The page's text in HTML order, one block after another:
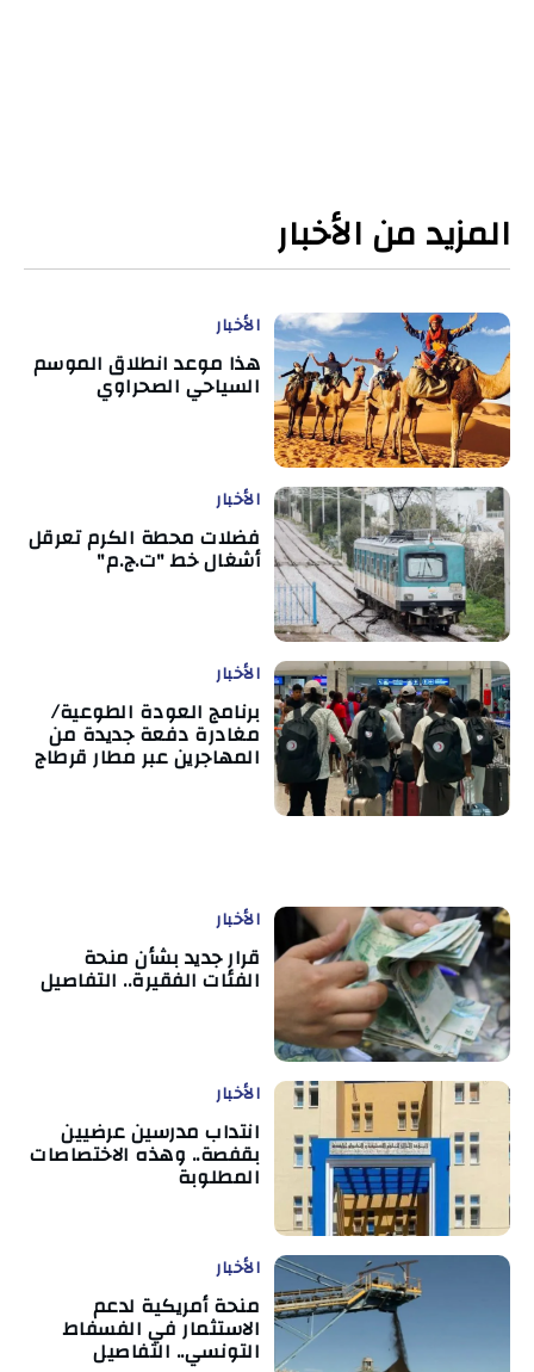
المزيد من الأخبار
الأخبار
هذا موعد انطلاق الموسم
السياحي الصحراوي
الأخبار
فضلات محطة الكرم تعرقل
أشغال خط "ت.ج.م"
الأخبار
برنامج العودة الطوعية/
مغادرة دفعة جديدة من
المهاجرين عبر مطار قرطاج
الأخبار
قرار جديد بشأن منحة
الفئات الفقيرة.. التفاصيل
الأخبار
انتداب مدرسين عرضيين
بقفصة.. وهذه الاختصاصات
المطلوبة
الأخبار
منحة أمريكية لدعم
الاستثمار في الفسفاط
التونسي.. التفاصيل